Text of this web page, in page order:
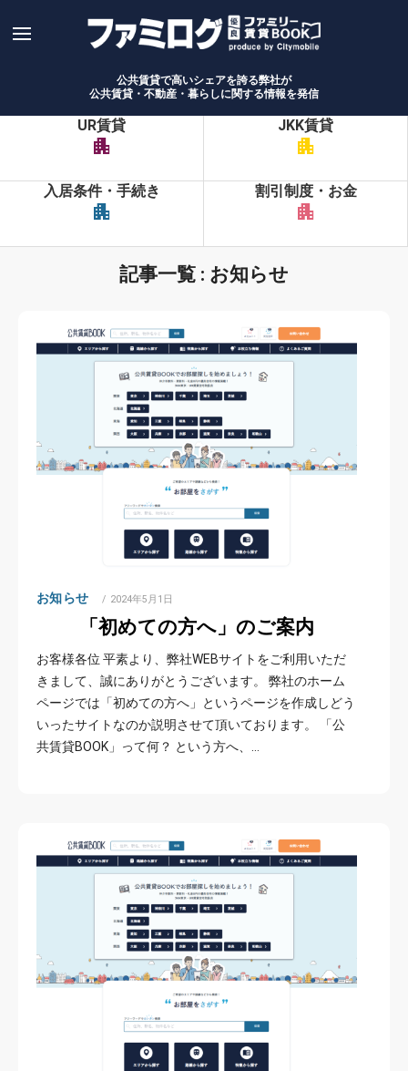
公共賃貸で高いシェアを誇る弊社が
公共賃貸・不動産・暮らしに関する情報を発信
UR賃貸
apartment
JKK賃貸
apartment
入居条件・手続き
apartment
割引制度・お金
apartment
記事一覧 : お知らせ
お知らせ
POSTED
2024年5月1日
「初めての方へ」のご案内
お客様各位 平素より、弊社WEBサイトをご利用いただ
きまして、誠にありがとうございます。 弊社のホーム
ページでは「初めての方へ」というページを作成しどう
いったサイトなのか説明させて頂いております。 「公
共賃貸BOOK」って何？ という方へ、…